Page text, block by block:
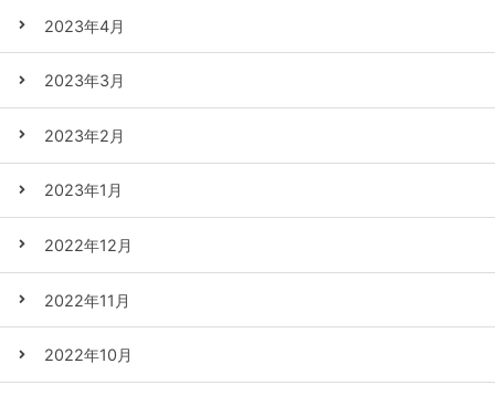
2023年4月
2023年3月
2023年2月
2023年1月
2022年12月
2022年11月
2022年10月